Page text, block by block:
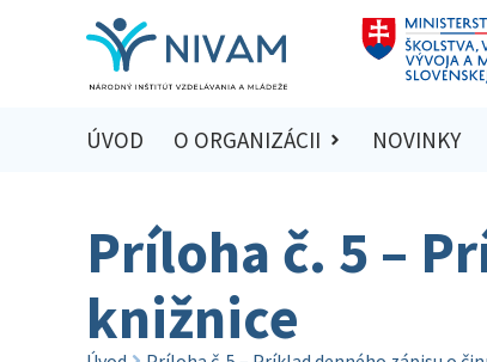
ÚVOD O ORGANIZÁCII NOVINKY
Príloha č. 5 –
knižnice